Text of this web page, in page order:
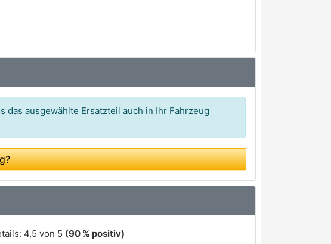
ausgewählte Ersatzteil auch in Ihr Fahrzeug
4,5 von 5 (90 % positiv)